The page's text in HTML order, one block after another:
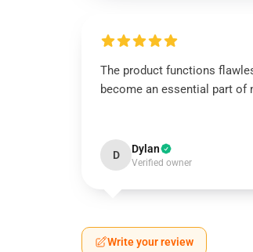
The product functions
become an essential part of
D Dylan
Verified owner
Write your review